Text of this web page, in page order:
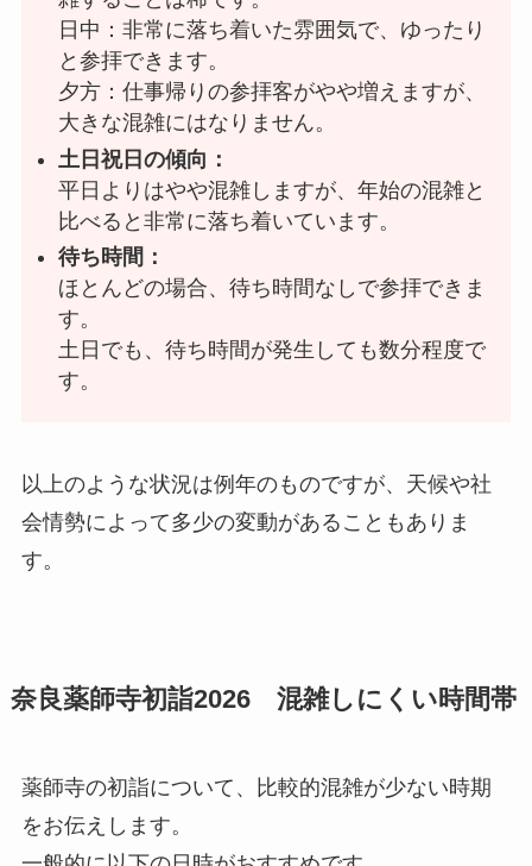
日中：非常に落ち着いた雰囲気で、ゆったり
と参拝できます。
夕方：仕事帰りの参拝客がやや増えますが、
大きな混雑にはなりません。
土日祝日の傾向：
平日よりはやや混雑しますが、年始の混雑と
比べると非常に落ち着いています。
待ち時間：
ほとんどの場合、待ち時間なしで参拝できま
す。
土日でも、待ち時間が発生しても数分程度で
す。
以上のような状況は例年のものですが、天候や社
会情勢によって多少の変動があることもありま
す。
奈良薬師寺初詣2026 混雑しにくい時間帯
薬師寺の初詣について、比較的混雑が少ない時期
をお伝えします。